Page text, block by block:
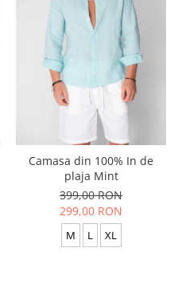
Camasa din 100% In de
plaja Mint
399,00 RON
299,00 RON
M L XL